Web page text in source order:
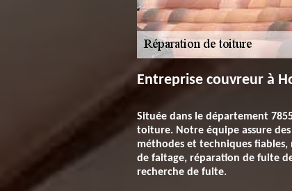
Entreprise couvreur à
Située dans le département
toiture. Notre équipe assure
méthodes et techniques
de faitage, réparation de fuite
recherche de fuite.